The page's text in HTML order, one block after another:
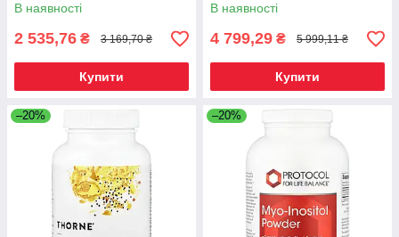
В наявності
2 535,76 ₴ 3 169,70 ₴
Купити
В наявності
4 799,29 ₴ 5 999,11 ₴
Купити
–20% –20%